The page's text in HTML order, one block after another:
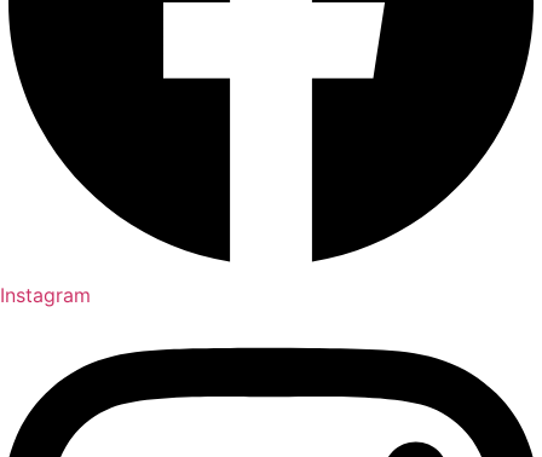
Instagram